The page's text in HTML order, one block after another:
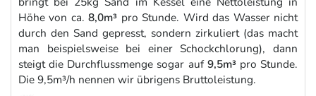
Höhe von ca.8,0m³ pro Stunde. Wird das Wasser nicht
durch den Sand gepresst, sondern zirkuliert (das macht
man beispielsweise bei einer Schockchlorung), dann
steigt die Durchflussmenge sogar auf9,5m³pro Stunde.
Die 9,5m³/h nennen wir übrigens Bruttoleistung.